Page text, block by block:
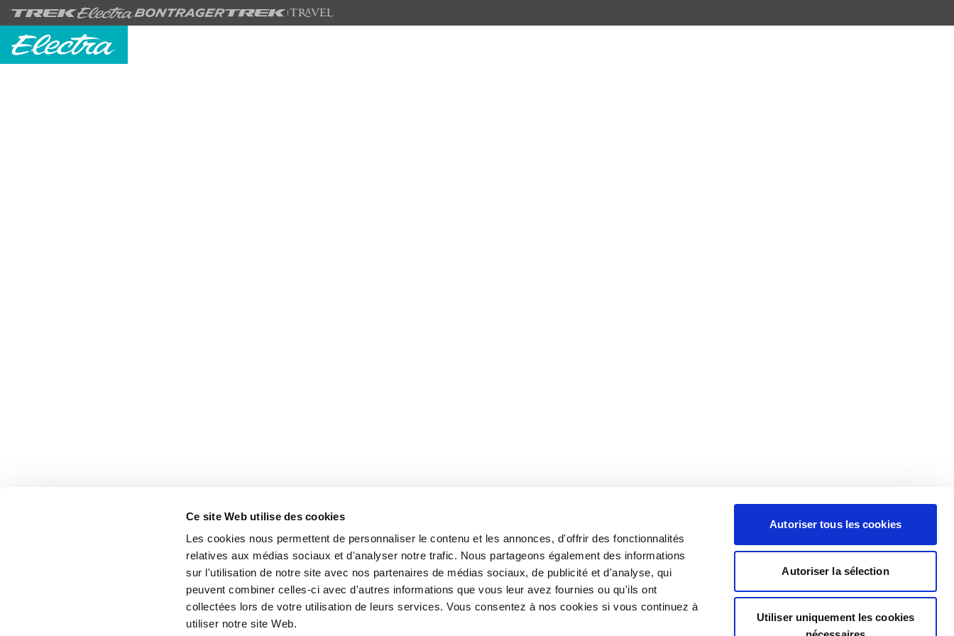
Ce site Web utilise des cookies
Les cookies nous permettent de personnaliser le contenu et les annonces, d'offrir des fonctionnalités
relatives aux médias sociaux et d'analyser notre trafic. Nous partageons également des informations
sur l'utilisation de notre site avec nos partenaires de médias sociaux, de publicité et d'analyse, qui
peuvent combiner celles-ci avec d'autres informations que vous leur avez fournies ou qu'ils ont
collectées lors de votre utilisation de leurs services. Vous consentez à nos cookies si vous continuez à
utiliser notre site Web.
Autoriser tous les cookies
Autoriser la sélection
Utiliser uniquement les cookies